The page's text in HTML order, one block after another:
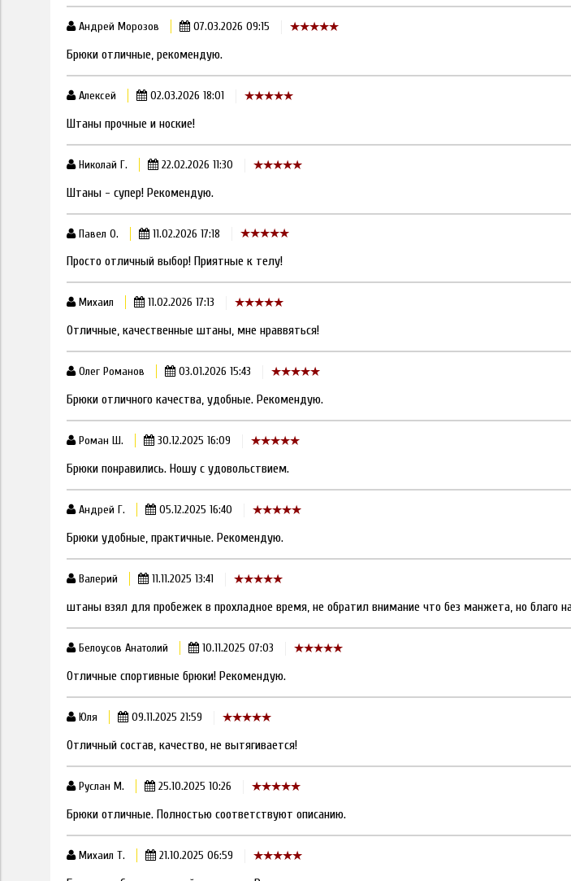
Андрей Морозов 07.03.2026 09:15
Брюки отличные, рекомендую.
Алексей 02.03.2026 18:01
Штаны прочные и ноские!
Николай Г. 22.02.2026 11:30
Штаны - супер! Рекомендую.
Павел О. 11.02.2026 17:18
Просто отличный выбор! Приятные к телу!
Михаил 11.02.2026 17:13
Отличные, качественные штаны, мне нраввяться!
Олег Романов 03.01.2026 15:43
Брюки отличного качества, удобные. Рекомендую.
Роман Ш. 30.12.2025 16:09
Брюки понравились. Ношу с удовольствием.
Андрей Г. 05.12.2025 16:40
Брюки удобные, практичные. Рекомендую.
Валерий 11.11.2025 13:41
штаны взял для пробежек в прохладное время, не обратил внимание что без манжета, но благо
Белоусов Анатолий 10.11.2025 07:03
Отличные спортивные брюки! Рекомендую.
Юля 09.11.2025 21:59
Отличный состав, качество, не вытягивается!
Руслан М. 25.10.2025 10:26
Брюки отличные. Полностью соответствуют описанию.
Михаил Т. 21.10.2025 06:59